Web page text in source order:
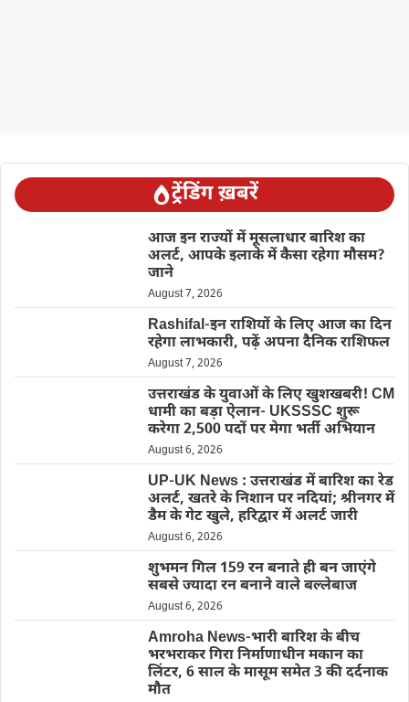
ट्रेंडिंग ख़बरें
आज इन राज्यों में मूसलाधार बारिश का
अलर्ट, आपके इलाके में कैसा रहेगा मौसम?
जाने
August 7, 2026
Rashifal-इन राशियों के लिए आज का दिन
रहेगा लाभकारी, पढ़ें अपना दैनिक राशिफल
August 7, 2026
उत्तराखंड के युवाओं के लिए खुशखबरी! CM
धामी का बड़ा ऐलान- UKSSSC शुरू
करेगा 2,500 पदों पर मेगा भर्ती अभियान
August 6, 2026
UP-UK News : उत्तराखंड में बारिश का रेड
अलर्ट, खतरे के निशान पर नदियां; श्रीनगर में
डैम के गेट खुले, हरिद्वार में अलर्ट जारी
August 6, 2026
शुभमन गिल 159 रन बनाते ही बन जाएंगे
सबसे ज्यादा रन बनाने वाले बल्लेबाज
August 6, 2026
Amroha News-भारी बारिश के बीच
भरभराकर गिरा निर्माणाधीन मकान का
लिंटर, 6 साल के मासूम समेत 3 की दर्दनाक
मौत